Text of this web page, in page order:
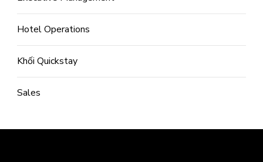
Hotel Operations
Khối Quickstay
Sales